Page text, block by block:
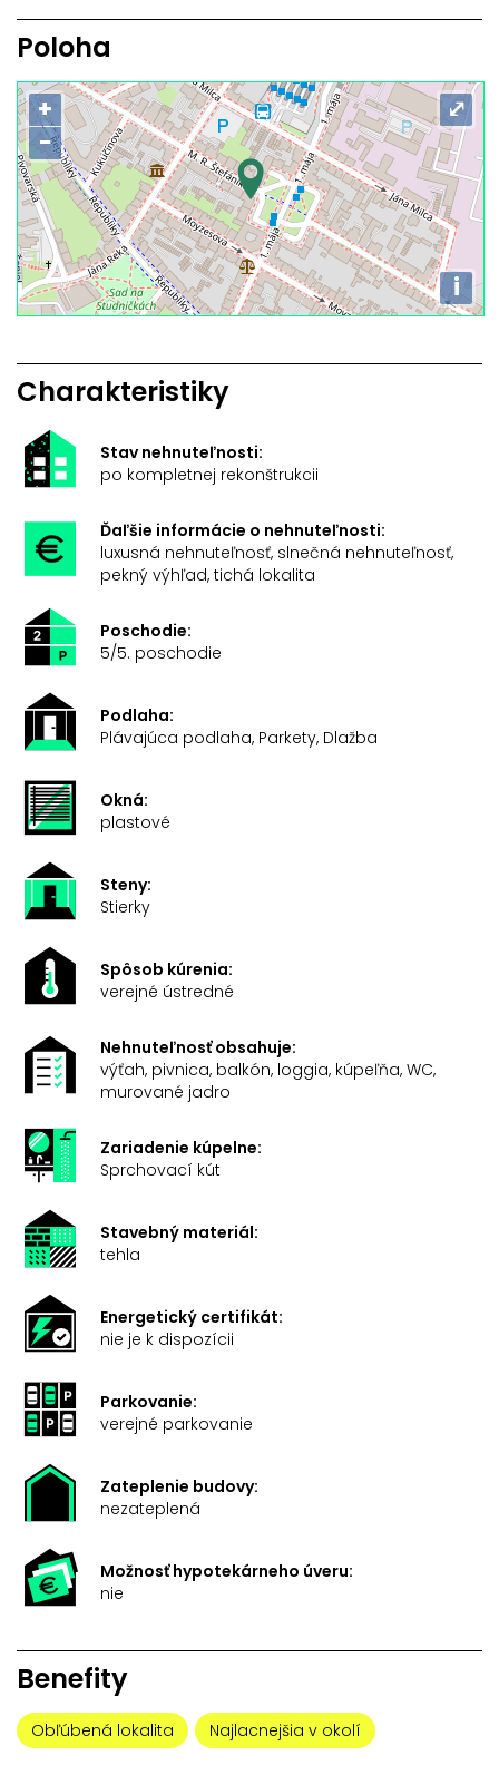
Poloha
+
−
i
⤢
Charakteristiky
Stav nehnuteľnosti:
po kompletnej rekonštrukcii
Ďaľšie informácie o nehnuteľnosti:
luxusná nehnuteľnosť, slnečná nehnuteľnosť,
pekný výhľad, tichá lokalita
Poschodie:
5/5. poschodie
Podlaha:
Plávajúca podlaha, Parkety, Dlažba
Okná:
plastové
Steny:
Stierky
Spôsob kúrenia:
verejné ústredné
Nehnuteľnosť obsahuje:
výťah, pivnica, balkón, loggia, kúpeľňa, WC,
murované jadro
Zariadenie kúpelne:
Sprchovací kút
Stavebný materiál:
tehla
Energetický certifikát:
nie je k dispozícii
Parkovanie:
verejné parkovanie
Zateplenie budovy:
nezateplená
Možnosť hypotekárneho úveru:
nie
Benefity
Obľúbená lokalita Najlacnejšia v okolí